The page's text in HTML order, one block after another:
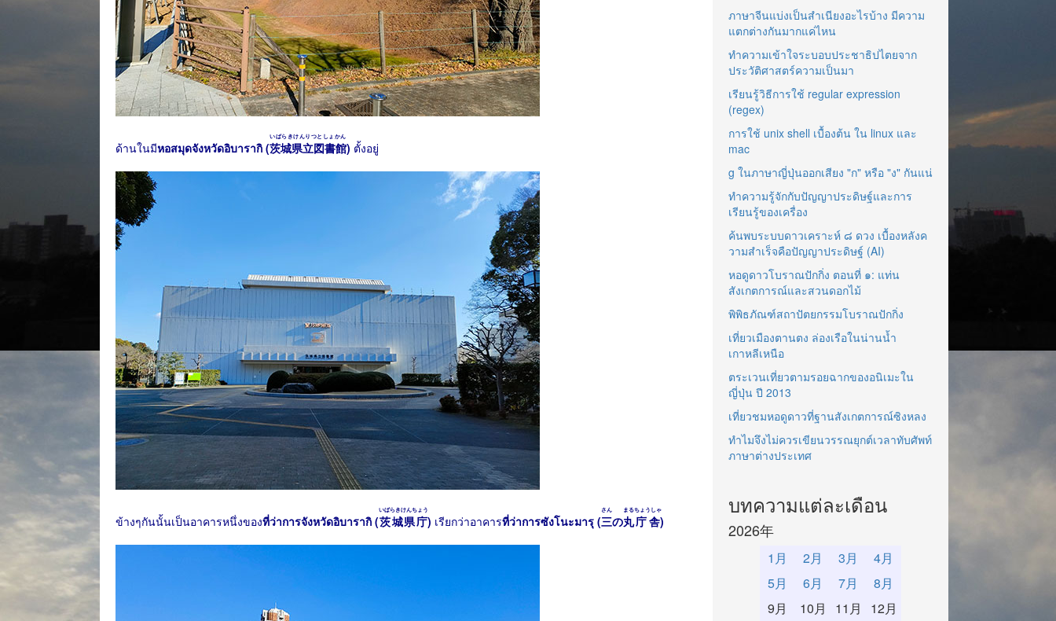
ด้านในมีหอสมุดจังหวัดอิบารากิ (茨城県立図書館
いばらきけんりつとしょかん
) ตั้งอยู่
ข้างๆกันนั้นเป็นอาคารหนึ่งของที่ว่าการจังหวัดอิบารากิ (茨城県庁
いばらきけんちょう
) เรียกว่าอาคารที่ว่าการซังโนะมารุ (三
さん
の丸
まる
庁舎
ちょうしゃ
)
ภาษาจีนแบ่งเป็นสำเนียงอะไรบ้าง มีความ
แตกต่างกันมากแค่ไหน
ทำความเข้าใจระบอบประชาธิปไตยจาก
ประวัติศาสตร์ความเป็นมา
เรียนรู้วิธีการใช้ regular expression
(regex)
การใช้ unix shell เบื้องต้น ใน linux และ
mac
g ในภาษาญี่ปุ่นออกเสียง "ก" หรือ "ง" กันแน่
ทำความรู้จักกับปัญญาประดิษฐ์และการ
เรียนรู้ของเครื่อง
ค้นพบระบบดาวเคราะห์ ๘ ดวง เบื้องหลังค
วามสำเร็จคือปัญญาประดิษฐ์ (AI)
หอดูดาวโบราณปักกิ่ง ตอนที่ ๑: แท่น
สังเกตการณ์และสวนดอกไม้
พิพิธภัณฑ์สถาปัตยกรรมโบราณปักกิ่ง
เที่ยวเมืองตานตง ล่องเรือในน่านน้ำ
เกาหลีเหนือ
ตระเวนเที่ยวตามรอยฉากของอนิเมะใน
ญี่ปุ่น ปี 2013
เที่ยวชมหอดูดาวที่ฐานสังเกตการณ์ซิงหลง
ทำไมจึงไม่ควรเขียนวรรณยุกต์เวลาทับศัพท์
ภาษาต่างประเทศ
บทความแต่ละเดือน
2026年
1月 2月 3月
4月
5月
6月 7月
8月
9月
10月 11月 12月